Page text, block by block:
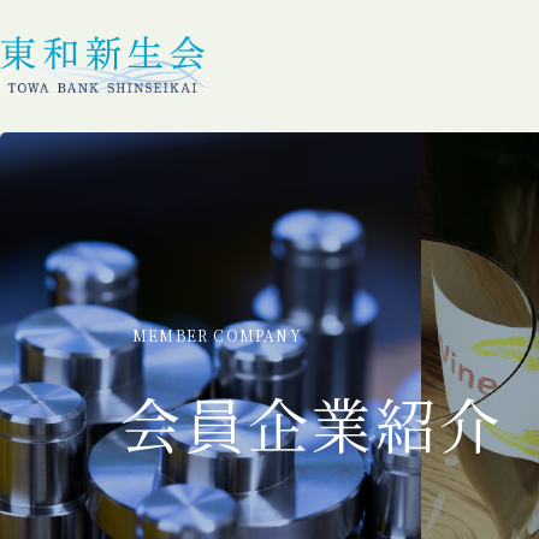
MEMBER COMPANY
会員企業紹介